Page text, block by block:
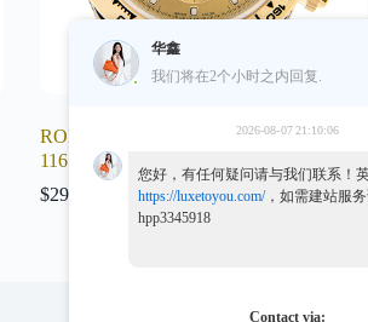
ROLEX 劳力士 迪通拿 DAYTONA
116503-0003
$291.99
华鑫
我们将在2个小时之内回复.
2026-08-07 21:10:06
您好，有任何疑问请与我们联系！
https://luxetoyou.com/，如需建站服务
hpp3345918
Contact via: